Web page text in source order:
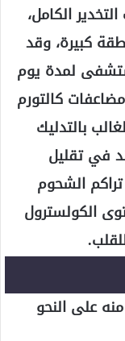
الكامل،
كبيرة، وقد
لمدة يوم
كالتورم
بالتدليك
في تقليل
الشحوم
الكولسترول
على النحو